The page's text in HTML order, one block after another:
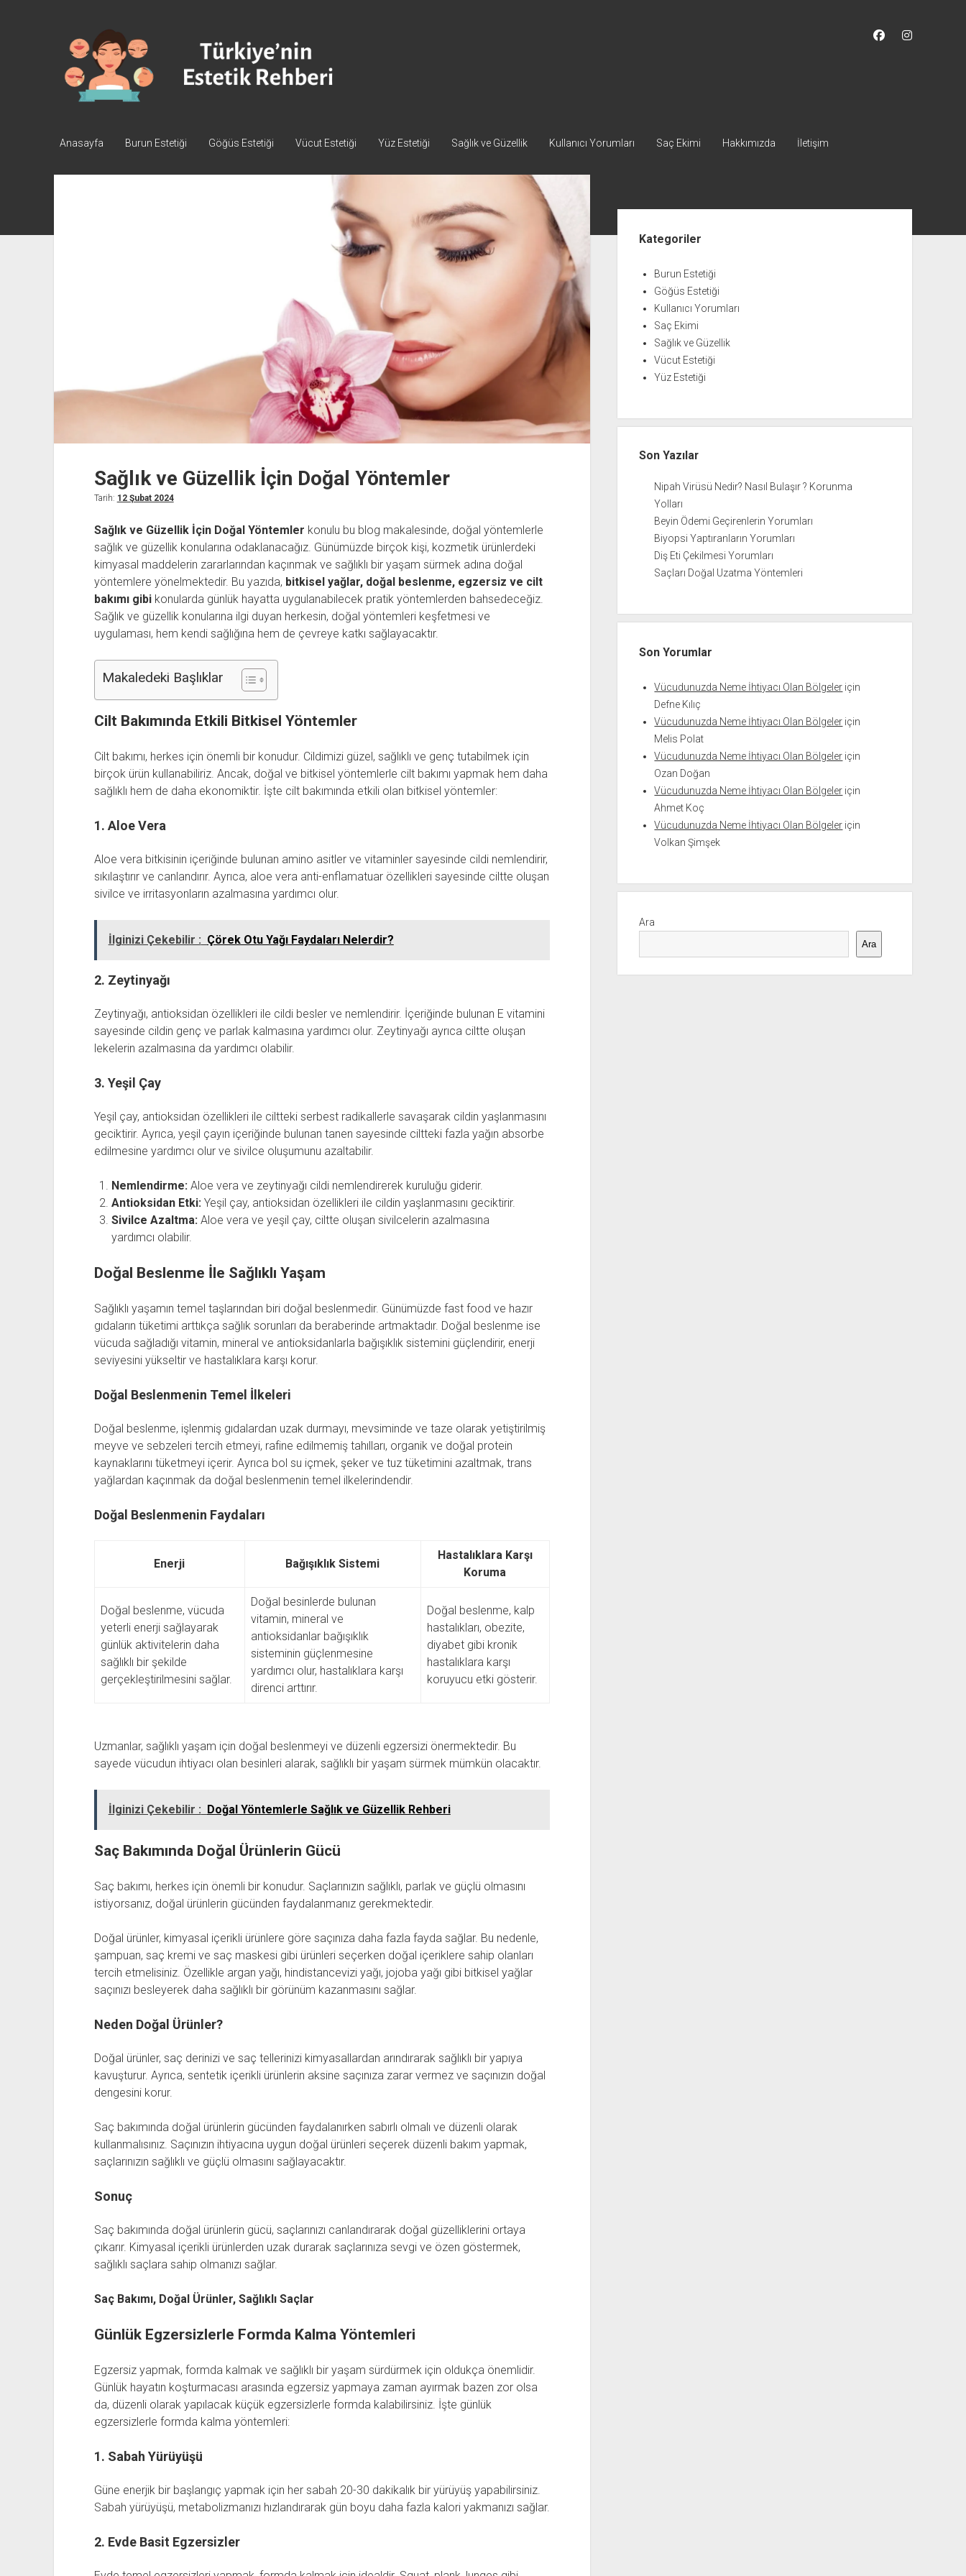
Türkiye'nin
Estetik
Rehberi
facebookinstagram
Anasayfa Burun Estetiği Göğüs Estetiği Vücut Estetiği Yüz Estetiği Sağlık ve Güzellik Kullanıcı Yorumları Saç Ekimi Hakkımızda İletişim
Sağlık ve Güzellik İçin Doğal Yöntemler
Tarih: 12 Şubat 2024
Sağlık ve Güzellik İçin Doğal Yöntemler konulu bu blog makalesinde, doğal yöntemlerle
sağlık ve güzellik konularına odaklanacağız. Günümüzde birçok kişi, kozmetik ürünlerdeki
kimyasal maddelerin zararlarından kaçınmak ve sağlıklı bir yaşam sürmek adına doğal
yöntemlere yönelmektedir. Bu yazıda, bitkisel yağlar, doğal beslenme, egzersiz ve cilt
bakımı gibikonularda günlük hayatta uygulanabilecek pratik yöntemlerden bahsedeceğiz.
Sağlık ve güzellik konularına ilgi duyan herkesin, doğal yöntemleri keşfetmesi ve
uygulaması, hem kendi sağlığına hem de çevreye katkı sağlayacaktır.
Makaledeki Başlıklar
Cilt Bakımında Etkili Bitkisel Yöntemler
Cilt bakımı, herkes için önemli bir konudur. Cildimizi güzel, sağlıklı ve genç tutabilmek için
birçok ürün kullanabiliriz. Ancak, doğal ve bitkisel yöntemlerle cilt bakımı yapmak hem daha
sağlıklı hem de daha ekonomiktir. İşte cilt bakımında etkili olan bitkisel yöntemler:
1. Aloe Vera
Aloe vera bitkisinin içeriğinde bulunan amino asitler ve vitaminler sayesinde cildi nemlendirir,
sıkılaştırır ve canlandırır. Ayrıca, aloe vera anti-enflamatuar özellikleri sayesinde ciltte oluşan
sivilce ve irritasyonların azalmasına yardımcı olur.
İlginizi Çekebilir : Çörek Otu Yağı Faydaları Nelerdir?
2. Zeytinyağı
Zeytinyağı, antioksidan özellikleri ile cildi besler ve nemlendirir. İçeriğinde bulunan E vitamini
sayesinde cildin genç ve parlak kalmasına yardımcı olur. Zeytinyağı ayrıca ciltte oluşan
lekelerin azalmasına da yardımcı olabilir.
3. Yeşil Çay
Yeşil çay, antioksidan özellikleri ile ciltteki serbest radikallerle savaşarak cildin yaşlanmasını
geciktirir. Ayrıca, yeşil çayın içeriğinde bulunan tanen sayesinde ciltteki fazla yağın absorbe
edilmesine yardımcı olur ve sivilce oluşumunu azaltabilir.
Nemlendirme: Aloe vera ve zeytinyağı cildi nemlendirerek kuruluğu giderir.
Antioksidan Etki: Yeşil çay, antioksidan özellikleri ile cildin yaşlanmasını geciktirir.
Sivilce Azaltma: Aloe vera ve yeşil çay, ciltte oluşan sivilcelerin azalmasına
yardımcı olabilir.
Doğal Beslenme İle Sağlıklı Yaşam
Sağlıklı yaşamın temel taşlarından biri doğal beslenmedir. Günümüzde fast food ve hazır
gıdaların tüketimi arttıkça sağlık sorunları da beraberinde artmaktadır. Doğal beslenme ise
vücuda sağladığı vitamin, mineral ve antioksidanlarla bağışıklık sistemini güçlendirir, enerji
seviyesini yükseltir ve hastalıklara karşı korur.
Doğal Beslenmenin Temel İlkeleri
Doğal beslenme, işlenmiş gıdalardan uzak durmayı, mevsiminde ve taze olarak yetiştirilmiş
meyve ve sebzeleri tercih etmeyi, rafine edilmemiş tahılları, organik ve doğal protein
kaynaklarını tüketmeyi içerir. Ayrıca bol su içmek, şeker ve tuz tüketimini azaltmak, trans
yağlardan kaçınmak da doğal beslenmenin temel ilkelerindendir.
Doğal Beslenmenin Faydaları
Enerji Bağışıklık Sistemi
Hastalıklara Karşı
Koruma
Doğal beslenme, vücuda
yeterli enerji sağlayarak
günlük aktivitelerin daha
sağlıklı bir şekilde
gerçekleştirilmesini sağlar.
Doğal besinlerde bulunan
vitamin, mineral ve
antioksidanlar bağışıklık
sisteminin güçlenmesine
yardımcı olur, hastalıklara karşı
direnci arttırır.
Doğal beslenme, kalp
hastalıkları, obezite,
diyabet gibi kronik
hastalıklara karşı
koruyucu etki gösterir.
Uzmanlar, sağlıklı yaşam için doğal beslenmeyi ve düzenli egzersizi önermektedir. Bu
sayede vücudun ihtiyacı olan besinleri alarak, sağlıklı bir yaşam sürmek mümkün olacaktır.
İlginizi Çekebilir : Doğal Yöntemlerle Sağlık ve Güzellik Rehberi
Saç Bakımında Doğal Ürünlerin Gücü
Saç bakımı, herkes için önemli bir konudur. Saçlarınızın sağlıklı, parlak ve güçlü olmasını
istiyorsanız, doğal ürünlerin gücünden faydalanmanız gerekmektedir.
Doğal ürünler, kimyasal içerikli ürünlere göre saçınıza daha fazla fayda sağlar. Bu nedenle,
şampuan, saç kremi ve saç maskesi gibi ürünleri seçerken doğal içeriklere sahip olanları
tercih etmelisiniz. Özellikle argan yağı, hindistancevizi yağı, jojoba yağı gibi bitkisel yağlar
saçınızı besleyerek daha sağlıklı bir görünüm kazanmasını sağlar.
Neden Doğal Ürünler?
Doğal ürünler, saç derinizi ve saç tellerinizi kimyasallardan arındırarak sağlıklı bir yapıya
kavuşturur. Ayrıca, sentetik içerikli ürünlerin aksine saçınıza zarar vermez ve saçınızın doğal
dengesini korur.
Saç bakımında doğal ürünlerin gücünden faydalanırken sabırlı olmalı ve düzenli olarak
kullanmalısınız. Saçınızın ihtiyacına uygun doğal ürünleri seçerek düzenli bakım yapmak,
saçlarınızın sağlıklı ve güçlü olmasını sağlayacaktır.
Sonuç
Saç bakımında doğal ürünlerin gücü, saçlarınızı canlandırarak doğal güzelliklerini ortaya
çıkarır. Kimyasal içerikli ürünlerden uzak durarak saçlarınıza sevgi ve özen göstermek,
sağlıklı saçlara sahip olmanızı sağlar.
Saç Bakımı, Doğal Ürünler, Sağlıklı Saçlar
Günlük Egzersizlerle Formda Kalma Yöntemleri
Egzersiz yapmak, formda kalmak ve sağlıklı bir yaşam sürdürmek için oldukça önemlidir.
Günlük hayatın koşturmacası arasında egzersiz yapmaya zaman ayırmak bazen zor olsa
da, düzenli olarak yapılacak küçük egzersizlerle formda kalabilirsiniz. İşte günlük
egzersizlerle formda kalma yöntemleri:
1. Sabah Yürüyüşü
Güne enerjik bir başlangıç yapmak için her sabah 20-30 dakikalık bir yürüyüş yapabilirsiniz.
Sabah yürüyüşü, metabolizmanızı hızlandırarak gün boyu daha fazla kalori yakmanızı sağlar.
2. Evde Basit Egzersizler
MenüKategoriler
Burun Estetiği
Göğüs Estetiği
Kullanıcı Yorumları
Saç Ekimi
Sağlık ve Güzellik
Vücut Estetiği
Yüz Estetiği
Son Yazılar
Nipah Virüsü Nedir? Nasıl Bulaşır ? Korunma
Yolları
Beyin Ödemi Geçirenlerin Yorumları
Biyopsi Yaptıranların Yorumları
Diş Eti Çekilmesi Yorumları
Saçları Doğal Uzatma Yöntemleri
Son Yorumlar
Vücudunuzda Neme İhtiyacı Olan Bölgeler için
Defne Kılıç
Vücudunuzda Neme İhtiyacı Olan Bölgeler için
Melis Polat
Vücudunuzda Neme İhtiyacı Olan Bölgeler için
Ozan Doğan
Vücudunuzda Neme İhtiyacı Olan Bölgeler için
Ahmet Koç
Vücudunuzda Neme İhtiyacı Olan Bölgeler için
Volkan Şimşek
Ara
Ara